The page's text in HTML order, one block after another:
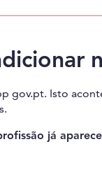
gov.pt. Isto
já